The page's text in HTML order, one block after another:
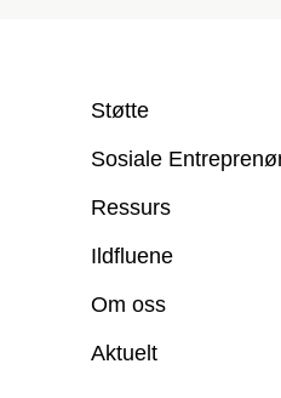
Støtte
Sosiale
Ressurs
Ildfluene
Om oss
Aktuelt